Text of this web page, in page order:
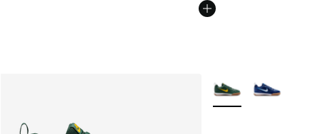
Plus de couleurs